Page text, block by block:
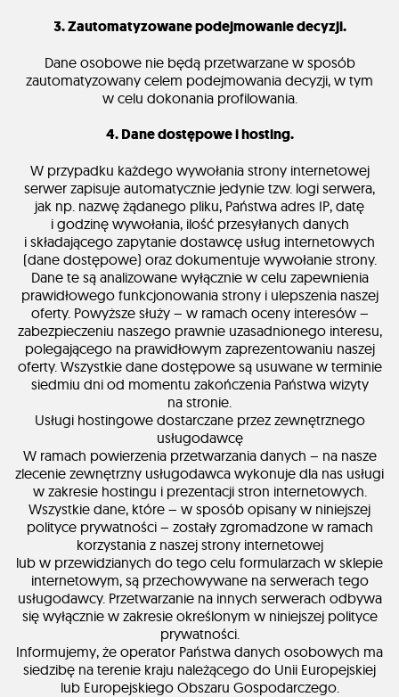
3. Zautomatyzowane podejmowanie decyzji.
Dane osobowe nie będą przetwarzane w sposób
zautomatyzowany celem podejmowania decyzji, w tym
w celu dokonania profilowania.
4. Dane dostępowe i hosting.
W przypadku każdego wywołania strony internetowej
serwer zapisuje automatycznie jedynie tzw. logi serwera,
jak np. nazwę żądanego pliku, Państwa adres IP, datę
i godzinę wywołania, ilość przesyłanych danych
i składającego zapytanie dostawcę usług internetowych
(dane dostępowe) oraz dokumentuje wywołanie strony.
Dane te są analizowane wyłącznie w celu zapewnienia
prawidłowego funkcjonowania strony i ulepszenia naszej
oferty. Powyższe służy – w ramach oceny interesów –
zabezpieczeniu naszego prawnie uzasadnionego interesu,
polegającego na prawidłowym zaprezentowaniu naszej
oferty. Wszystkie dane dostępowe są usuwane w terminie
siedmiu dni od momentu zakończenia Państwa wizyty
na stronie.
Usługi hostingowe dostarczane przez zewnętrznego
usługodawcę
W ramach powierzenia przetwarzania danych – na nasze
zlecenie zewnętrzny usługodawca wykonuje dla nas usługi
w zakresie hostingu i prezentacji stron internetowych.
Wszystkie dane, które – w sposób opisany w niniejszej
polityce prywatności – zostały zgromadzone w ramach
korzystania z naszej strony internetowej
lub w przewidzianych do tego celu formularzach w sklepie
internetowym, są przechowywane na serwerach tego
usługodawcy. Przetwarzanie na innych serwerach odbywa
się wyłącznie w zakresie określonym w niniejszej polityce
prywatności.
Informujemy, że operator Państwa danych osobowych ma
siedzibę na terenie kraju należącego do Unii Europejskiej
lub Europejskiego Obszaru Gospodarczego.